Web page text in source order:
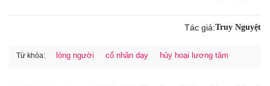
Tác giả:Truy Nguyệt
Từ khóa: lòng người cổ nhân dạy hủy hoại lương tâm